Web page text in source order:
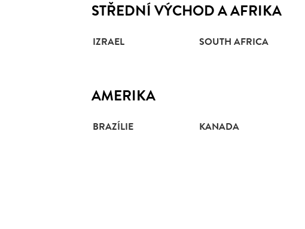
STŘEDNÍ VÝCHOD A AFRIKA
IZRAEL SOUTH AFRICA
AMERIKA
BRAZÍLIE KANADA